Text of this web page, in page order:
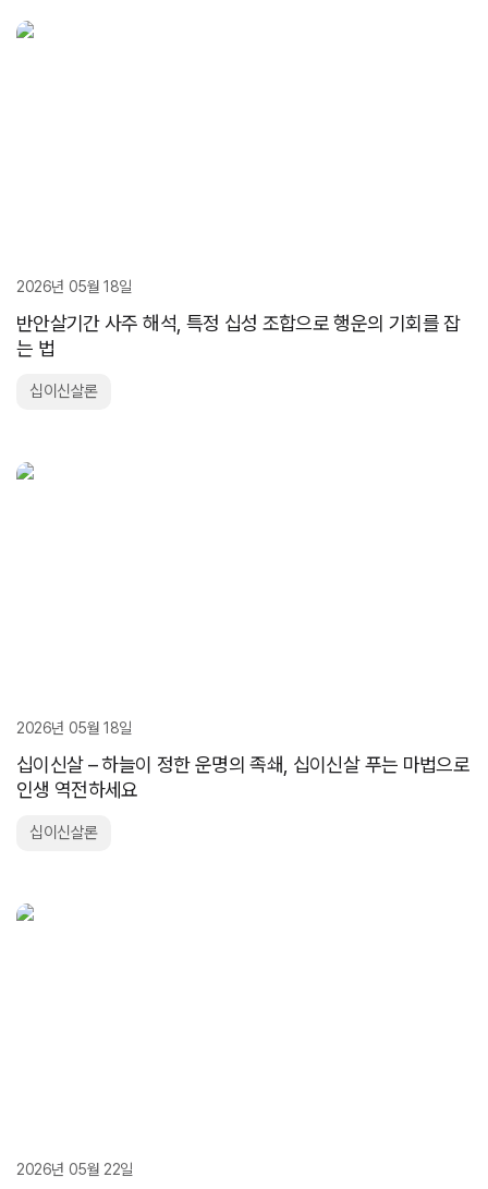
2026년 05월 18일
반안살기간 사주 해석, 특정 십성 조합으로 행운의 기회를 잡
는 법
십이신살론
2026년 05월 18일
십이신살 – 하늘이 정한 운명의 족쇄, 십이신살 푸는 마법으로
인생 역전하세요
십이신살론
2026년 05월 22일